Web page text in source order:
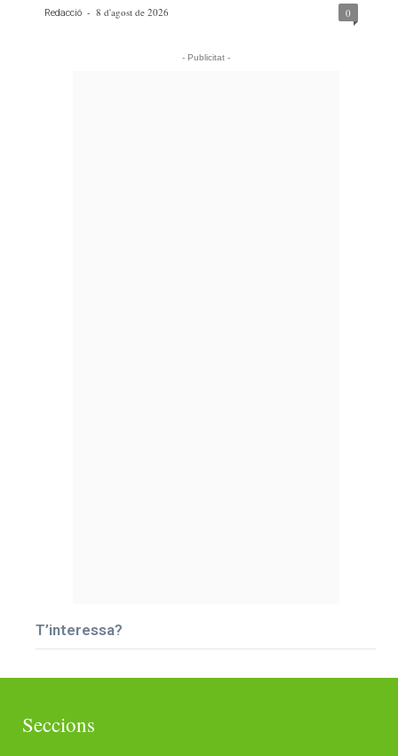
Redacció - 8 d'agost de 2026 0
- Publicitat -
T’interessa?
Seccions